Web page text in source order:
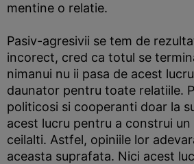
mentine o relatie.
Pasiv-agresivii se tem de
incorect, cred ca totul se
nimanui nu ii pasa de acest
daunator pentru toate relatiile.
politicosi si cooperanti doar la
acest lucru pentru a construi
ceilalti. Astfel, opiniile lor
aceasta suprafata. Nici acest